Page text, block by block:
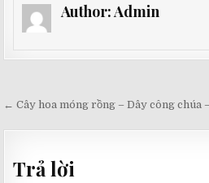
Author:Admin
hướng
bài
viết
← Cây hoa móng rồng – Dây công chúa
Trả lời